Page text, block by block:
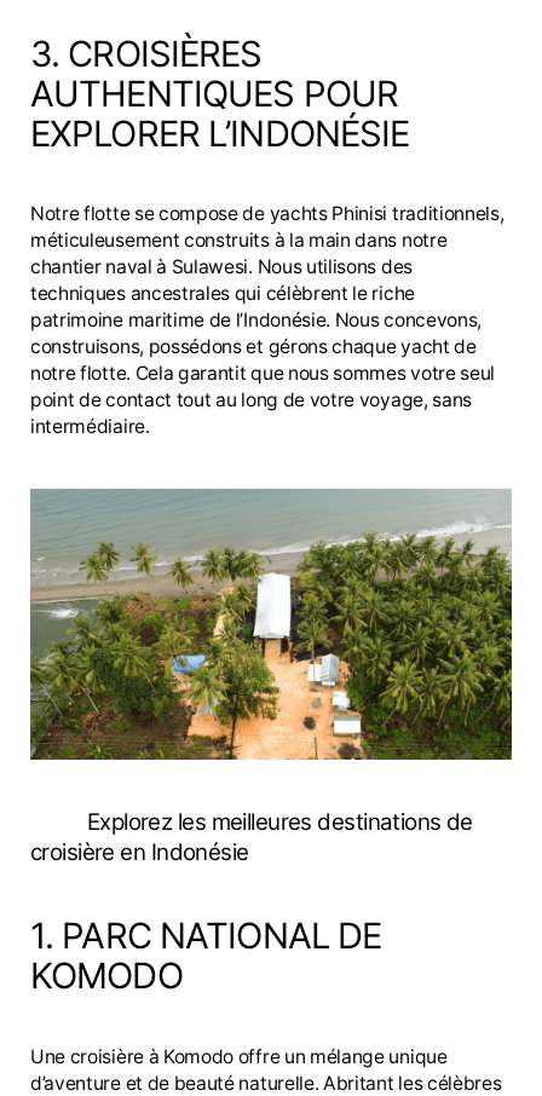
3. CROISIÈRES
AUTHENTIQUES POUR
EXPLORER L’INDONÉSIE
Notre flotte se compose de yachts Phinisi traditionnels,
méticuleusement construits à la main dans notre
chantier naval à Sulawesi. Nous utilisons des
techniques ancestrales qui célèbrent le riche
patrimoine maritime de l’Indonésie. Nous concevons,
construisons, possédons et gérons chaque yacht de
notre flotte. Cela garantit que nous sommes votre seul
point de contact tout au long de votre voyage, sans
intermédiaire.
Explorez les meilleures destinations de
croisière en Indonésie
1. PARC NATIONAL DE
KOMODO
Une croisière à Komodo offre un mélange unique
d’aventure et de beauté naturelle. Abritant les célèbres